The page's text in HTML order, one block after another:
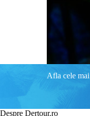
Afla cele
Despre Dertour.ro